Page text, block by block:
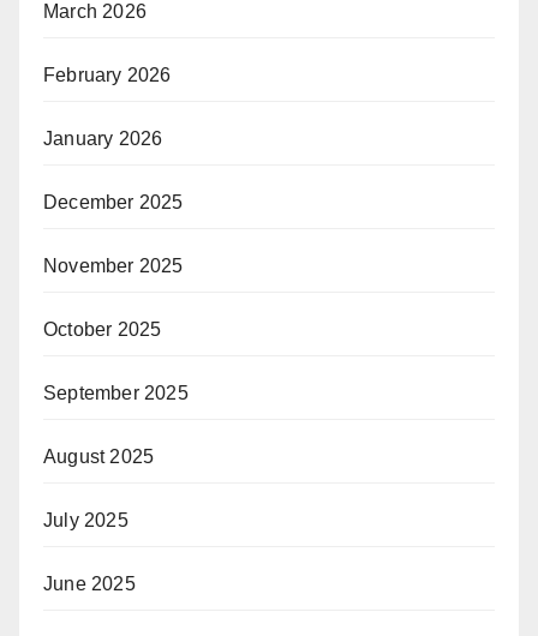
March 2026
February 2026
January 2026
December 2025
November 2025
October 2025
September 2025
August 2025
July 2025
June 2025